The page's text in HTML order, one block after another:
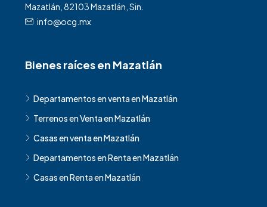
Mazatlán, 82103 Mazatlán, Sin.
info@ocg.mx
Bienes raíces en Mazatlán
Departamentos en venta en Mazatlán
Terrenos en Venta en Mazatlán
Casas en venta en Mazatlán
Departamentos en Renta en Mazatlán
Casas en Renta en Mazatlán